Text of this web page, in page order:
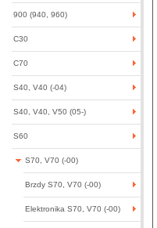
900 (940, 960)
C30
C70
S40, V40 (-04)
S40, V40, V50 (05-)
S60
S70, V70 (-00)
Brzdy S70, V70 (-00)
Elektronika S70, V70 (-00)